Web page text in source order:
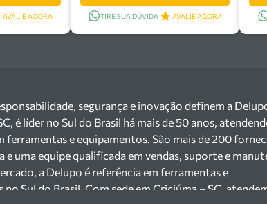
AVALIE AGORA TIRE SUA DÚVIDA AVALIE AGORA
segurança e inovação definem a
é líder no Sul do Brasil há mais de 50 anos,
ferramentas e equipamentos. São mais de 200
uma equipe qualificada em vendas, suporte e
a Delupo é referência em ferramentas e
Sul do Brasil. Com sede em Criciúma – SC,